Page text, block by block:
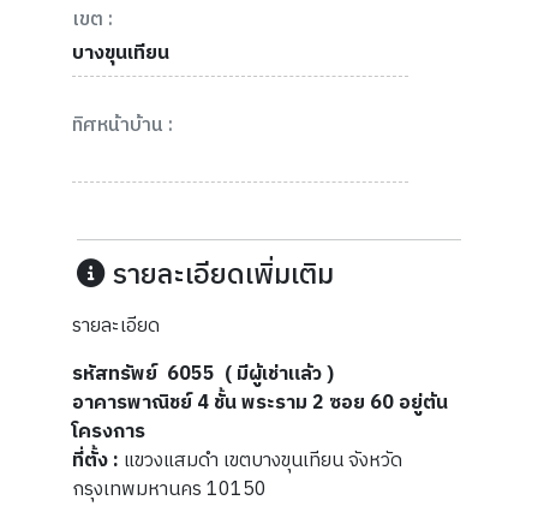
เขต :
บางขุนเทียน
ทิศหน้าบ้าน :
รายละเอียดเพิ่มเติม
รายละเอียด
รหัสทรัพย์ 6055 ( มีผู้เช่าแล้ว )
อาคารพาณิชย์ 4 ชั้น พระราม 2 ซอย 60 อยู่ต้น
โครงการ
ที่ตั้ง : แขวงแสมดำ เขตบางขุนเทียน จังหวัด
กรุงเทพมหานคร 10150